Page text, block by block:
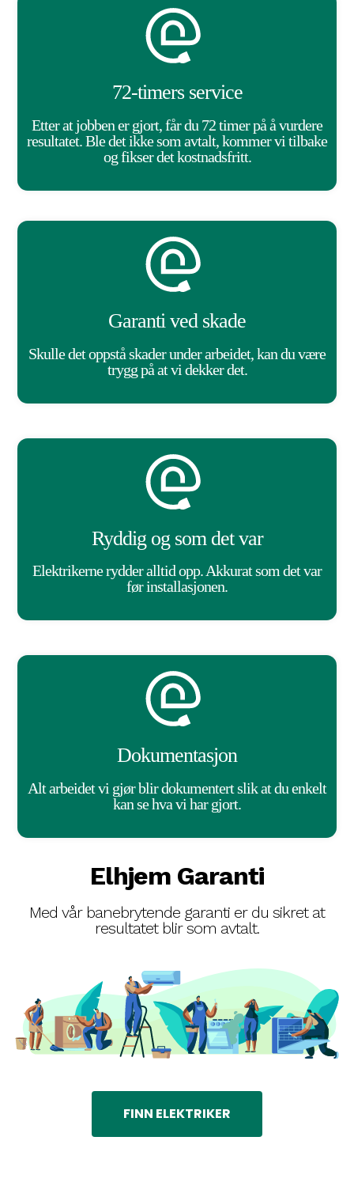
72-timers service
Etter at jobben er gjort, får du 72 timer på å vurdere
resultatet. Ble det ikke som avtalt, kommer vi tilbake
og fikser det kostnadsfritt.
Garanti ved skade
Skulle det oppstå skader under arbeidet, kan du være
trygg på at vi dekker det.
Ryddig og som det var
Elektrikerne rydder alltid opp. Akkurat som det var
før installasjonen.
Dokumentasjon
Alt arbeidet vi gjør blir dokumentert slik at du enkelt
kan se hva vi har gjort.
Elhjem Garanti
Med vår banebrytende garanti er du sikret at
resultatet blir som avtalt.
FINN ELEKTRIKER